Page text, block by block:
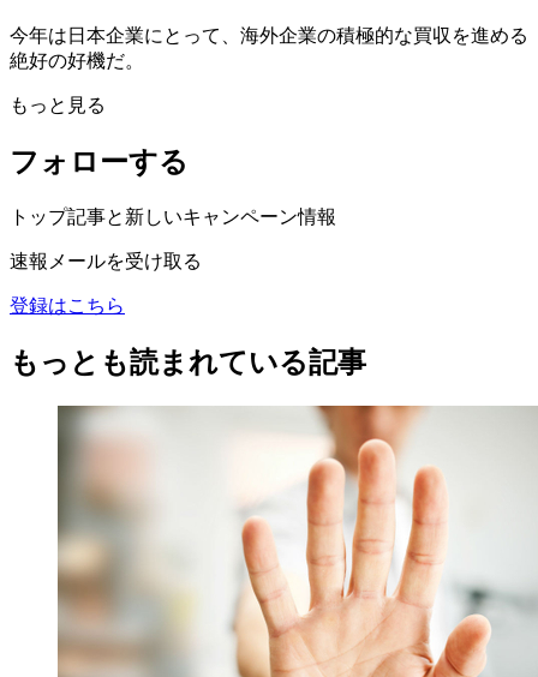
今年は日本企業にとって、海外企業の積極的な買収を進める
絶好の好機だ。
もっと見る
フォローする
トップ記事と新しいキャンペーン情報
速報メールを受け取る
登録はこちら
もっとも読まれている記事